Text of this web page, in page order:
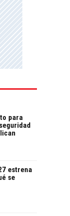
para
estrena
se